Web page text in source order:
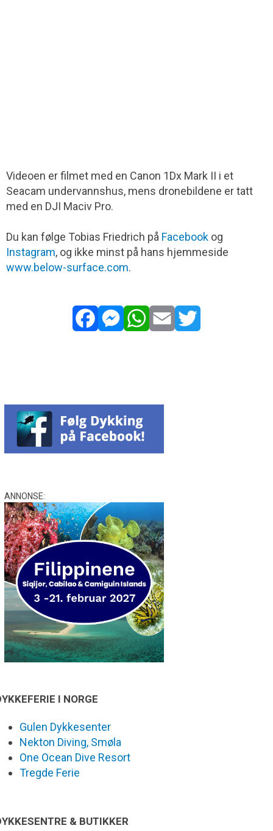
Videoen er filmet med en Canon 1Dx Mark II i et
Seacam undervannshus, mens dronebildene er tatt
med en DJI Maciv Pro.
Du kan følge Tobias Friedrich på Facebook og
Instagram, og ikke minst på hans hjemmeside
www.below-surface.com.
ANNONSE:
I NORGE
Gulen Dykkesenter
Nekton Diving, Smøla
One Ocean Dive Resort
Tregde Ferie
& BUTIKKER